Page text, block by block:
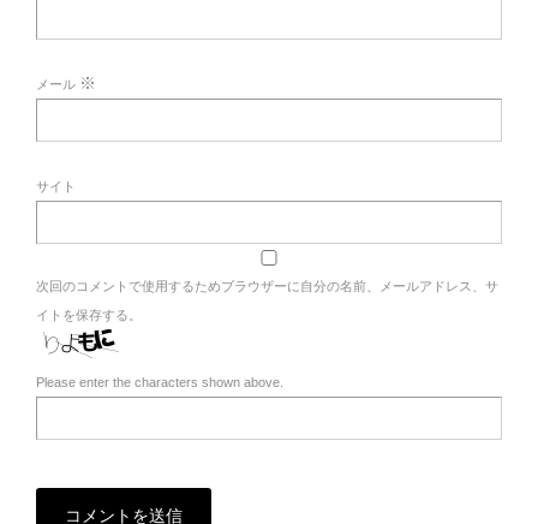
メール ※
サイト
次回のコメントで使用するためブラウザーに自分の名前、メールアドレス、サ
イトを保存する。
Please enter the characters shown above.